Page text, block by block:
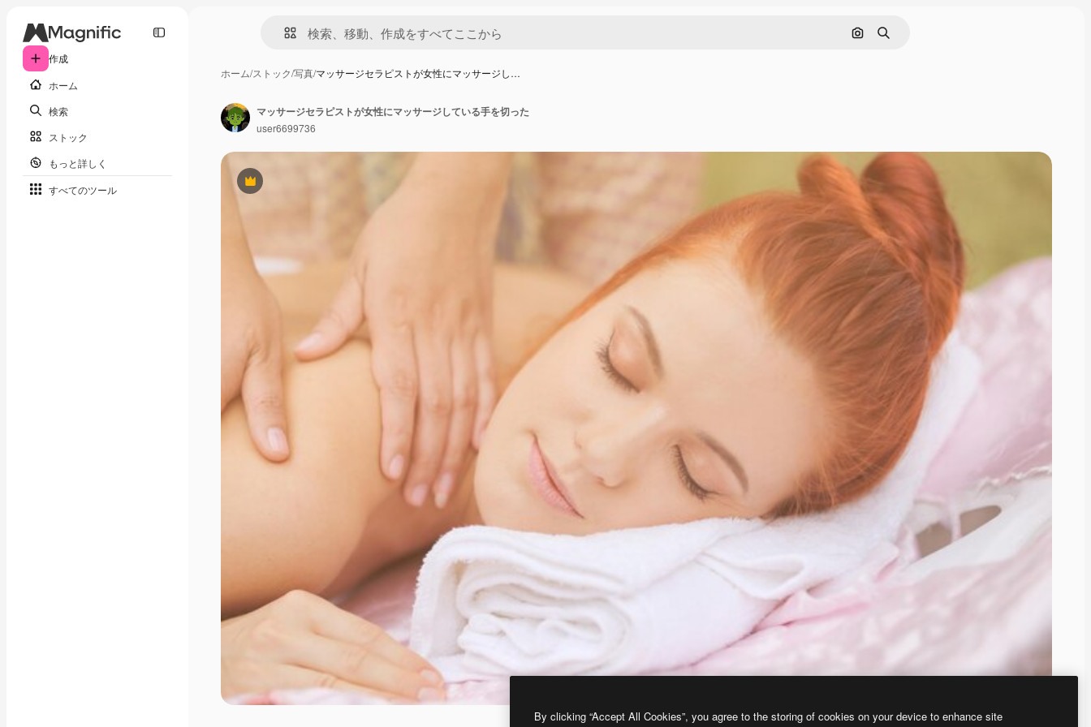
作成
ホーム
検索
ストック
もっと詳しく
すべてのツール
画像で検索
検索
ホーム/ストック/写真/マッサージセラピストが女性にマッサージし…
Premium
マッサージセラピストが女性にマッサージしている手を切った
user6699736
By clicking “Accept All Cookies”, you agree to the storing of cookies on your device to enhance site